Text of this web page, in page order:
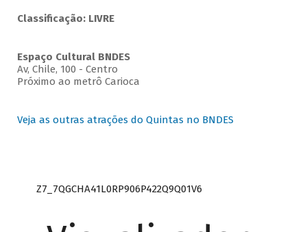
Classificação: LIVRE
Espaço Cultural BNDES
Av, Chile, 100 - Centro
Próximo ao metrô Carioca
Veja as outras atrações do Quintas no BNDES
Z7_7QGCHA41L0RP906P422Q9Q01V6